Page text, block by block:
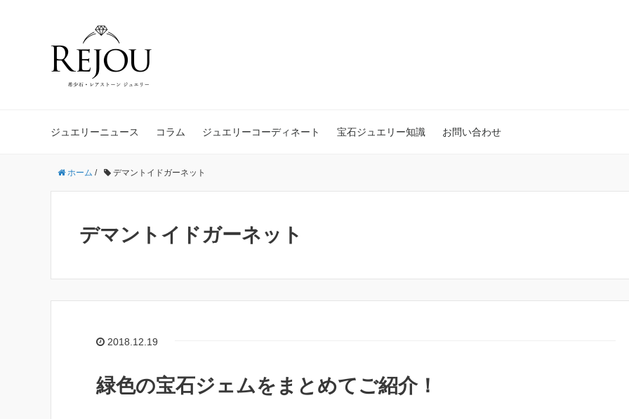
ジュエリーニュース コラム ジュエリーコーディネート 宝石ジュエリー知識 お問い合わせ
ホーム / デマントイドガーネット
デマントイドガーネット
2018.12.19
緑色の宝石ジェムをまとめてご紹介！